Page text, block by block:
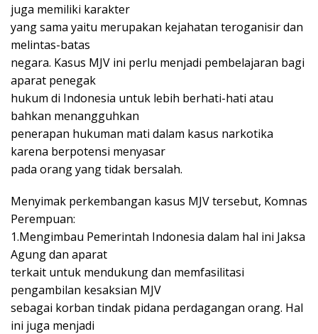
juga memiliki karakter
yang sama yaitu merupakan kejahatan teroganisir dan
melintas-batas
negara. Kasus MJV ini perlu menjadi pembelajaran bagi
aparat penegak
hukum di Indonesia untuk lebih berhati-hati atau
bahkan menangguhkan
penerapan hukuman mati dalam kasus narkotika
karena berpotensi menyasar
pada orang yang tidak bersalah.
Menyimak perkembangan kasus MJV tersebut, Komnas
Perempuan:
1.Mengimbau Pemerintah Indonesia dalam hal ini Jaksa
Agung dan aparat
terkait untuk mendukung dan memfasilitasi
pengambilan kesaksian MJV
sebagai korban tindak pidana perdagangan orang. Hal
ini juga menjadi